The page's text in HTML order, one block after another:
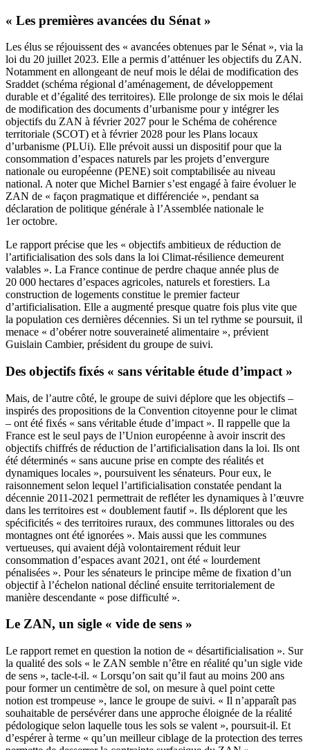
« Les premières avancées du Sénat »
Les élus se réjouissent des « avancées obtenues par le Sénat », via la
loi du 20 juillet 2023. Elle a permis d’atténuer les objectifs du ZAN.
Notamment en allongeant de neuf mois le délai de modification des
Sraddet (schéma régional d’aménagement, de développement
durable et d’égalité des territoires). Elle prolonge de six mois le délai
de modification des documents d’urbanisme pour y intégrer les
objectifs du ZAN à février 2027 pour le Schéma de cohérence
territoriale (SCOT) et à février 2028 pour les Plans locaux
d’urbanisme (PLUi). Elle prévoit aussi un dispositif pour que la
consommation d’espaces naturels par les projets d’envergure
nationale ou européenne (PENE) soit comptabilisée au niveau
national. A noter que Michel Barnier s’est engagé à faire évoluer le
ZAN de « façon pragmatique et différenciée », pendant sa
déclaration de politique générale à l’Assemblée nationale le
1er octobre.
Le rapport précise que les « objectifs ambitieux de réduction de
l’artificialisation des sols dans la loi Climat-résilience demeurent
valables ». La France continue de perdre chaque année plus de
20 000 hectares d’espaces agricoles, naturels et forestiers. La
construction de logements constitue le premier facteur
d’artificialisation. Elle a augmenté presque quatre fois plus vite que
la population ces dernières décennies. Si un tel rythme se poursuit, il
menace « d’obérer notre souveraineté alimentaire », prévient
Guislain Cambier, président du groupe de suivi.
Des objectifs fixés « sans véritable étude d’impact »
Mais, de l’autre côté, le groupe de suivi déplore que les objectifs –
inspirés des propositions de la Convention citoyenne pour le climat
– ont été fixés « sans véritable étude d’impact ». Il rappelle que la
France est le seul pays de l’Union européenne à avoir inscrit des
objectifs chiffrés de réduction de l’artificialisation dans la loi. Ils ont
été déterminés « sans aucune prise en compte des réalités et
dynamiques locales », poursuivent les sénateurs. Pour eux, le
raisonnement selon lequel l’artificialisation constatée pendant la
décennie 2011-2021 permettrait de refléter les dynamiques à l’œuvre
dans les territoires est « doublement fautif ». Ils déplorent que les
spécificités « des territoires ruraux, des communes littorales ou des
montagnes ont été ignorées ». Mais aussi que les communes
vertueuses, qui avaient déjà volontairement réduit leur
consommation d’espaces avant 2021, ont été « lourdement
pénalisées ». Pour les sénateurs le principe même de fixation d’un
objectif à l’échelon national décliné ensuite territorialement de
manière descendante « pose difficulté ».
Le ZAN, un sigle « vide de sens »
Le rapport remet en question la notion de « désartificialisation ». Sur
la qualité des sols « le ZAN semble n’être en réalité qu’un sigle vide
de sens », tacle-t-il. « Lorsqu’on sait qu’il faut au moins 200 ans
pour former un centimètre de sol, on mesure à quel point cette
notion est trompeuse », lance le groupe de suivi. « Il n’apparaît pas
souhaitable de persévérer dans une approche éloignée de la réalité
pédologique selon laquelle tous les sols se valent », poursuit-il. Et
d’espérer à terme « qu’un meilleur ciblage de la protection des terres